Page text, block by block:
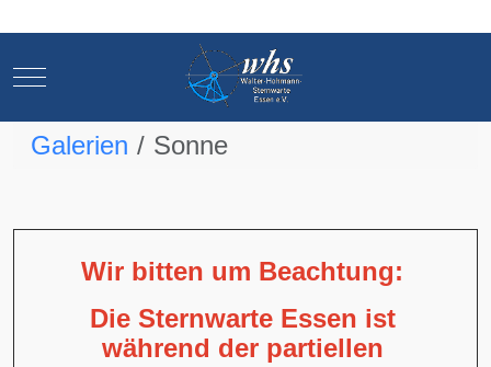
Mobile Menu Toggle
Galerien Sonne
Wir bitten um Beachtung:
Die Sternwarte Essen ist
während der partiellen